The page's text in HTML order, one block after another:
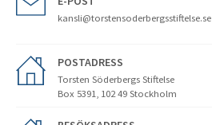
kansli@torstensoderbergsstiftelse.se
POSTADRESS
Torsten Söderbergs Stiftelse
Box 5391, 102 49 Stockholm